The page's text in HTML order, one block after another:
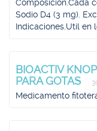
Composición.Cada
Sodio D4 (3 mg).
Indicaciones.Util en
BIOACTIV
PARA GOTAS
Medicamento